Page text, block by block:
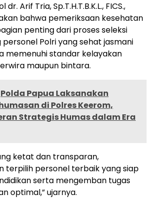
Arif Tria, Sp.T.H.T.B.K.L., FICS.,
bahwa pemeriksaan kesehatan
penting dari proses seleksi
Polri yang sehat jasmani
memenuhi standar kelayakan
maupun bintara.
Polda Papua Laksanakan
di Polres Keerom,
Strategis Humas dalam Era
ketat dan transparan,
terpilih personel terbaik yang siap
serta mengemban tugas
optimal,” ujarnya.